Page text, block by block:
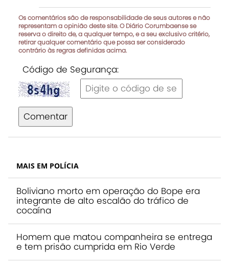
Os comentários são de responsabilidade de seus autores e não
representam a opinião deste site. O Diário Corumbaense se
reserva o direito de, a qualquer tempo, e a seu exclusivo critério,
retirar qualquer comentário que possa ser considerado
contrário às regras definidas acima.
Código de Segurança:
Comentar
MAIS EM POLÍCIA
Boliviano morto em operação do Bope era
integrante de alto escalão do tráfico de
cocaína
Homem que matou companheira se entrega
e tem prisão cumprida em Rio Verde